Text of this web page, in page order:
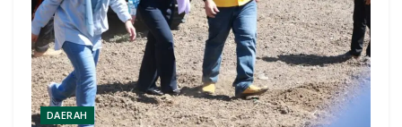
DAERAH